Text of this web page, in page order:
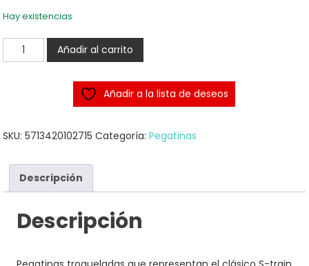
Hay existencias
German
S-
System
Añadir al carrito
Añadir a la lista de deseos
SKU:5713420102715 Categoría:Pegatinas
Descripción
Descripción